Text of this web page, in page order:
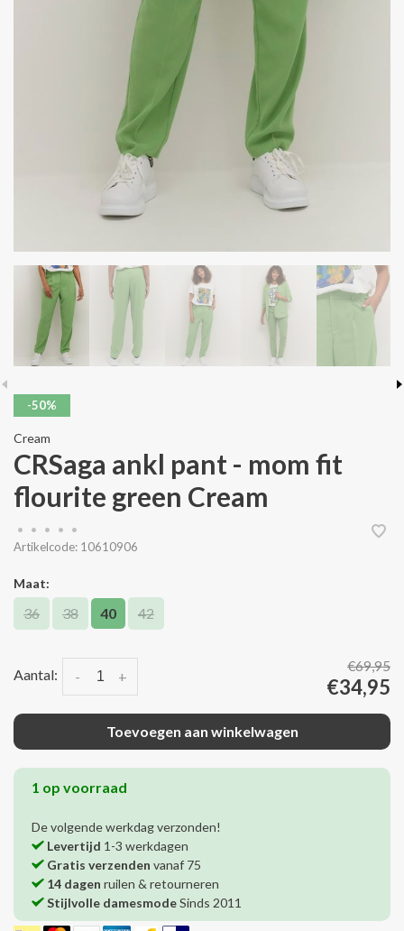
-50%
Cream
CRSaga ankl pant - mom fit
flourite green Cream
• • • •
•
Artikelcode: 10610906
Maat:
36 38 40 42
Aantal: +
-
€69,95
€34,95
Toevoegen aan winkelwagen
1 op voorraad
De volgende werkdag verzonden!
Levertijd 1-3 werkdagen
Gratis verzenden vanaf 75
14 dagen ruilen & retourneren
Stijlvolle damesmodeSinds 2011